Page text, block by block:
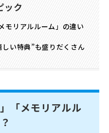
ック
モリアルルーム」の違い
い特典”も盛りだくさん
「メモリアルル